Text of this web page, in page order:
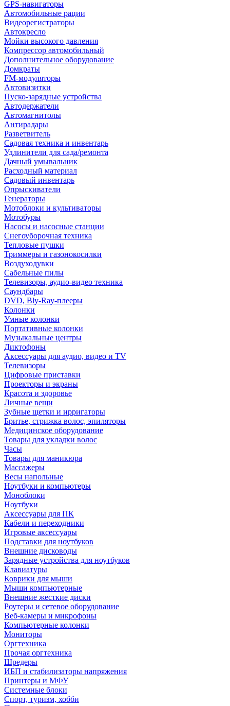
GPS-навигаторы
Автомобильные рации
Видеорегистраторы
Автокресло
Мойки высокого давления
Компрессор автомобильный
Дополнительное оборудование
Домкраты
FM-модуляторы
Автовизитки
Пуско-зарядные устройства
Автодержатели
Автомагнитолы
Антирадары
Разветвитель
Садовая техника и инвентарь
Удлинители для сада/ремонта
Дачный умывальник
Расходный материал
Садовый инвентарь
Опрыскиватели
Генераторы
Мотоблоки и культиваторы
Мотобуры
Насосы и насосные станции
Снегоуборочная техника
Тепловые пушки
Триммеры и газонокосилки
Воздуходувки
Сабельные пилы
Телевизоры, аудио-видео техника
Саундбары
DVD, Bly-Ray-плееры
Колонки
Умные колонки
Портативные колонки
Музыкальные центры
Диктофоны
Аксессуары для аудио, видео и TV
Телевизоры
Цифровые приставки
Проекторы и экраны
Красота и здоровье
Личные вещи
Зубные щетки и ирригаторы
Бритье, стрижка волос, эпиляторы
Медицинское оборудование
Товары для укладки волос
Часы
Товары для маникюра
Массажеры
Весы напольные
Ноутбуки и компьютеры
Моноблоки
Ноутбуки
Аксессуары для ПК
Кабели и переходники
Игровые аксессуары
Подставки для ноутбуков
Внешние дисководы
Зарядные устройства для ноутбуков
Клавиатуры
Коврики для мыши
Мыши компьютерные
Внешние жесткие диски
Роутеры и сетевое оборудование
Веб-камеры и микрофоны
Компьютерные колонки
Мониторы
Оргтехника
Прочая оргтехника
Шредеры
ИБП и стабилизаторы напряжения
Принтеры и МФУ
Системные блоки
Спорт, туризм, хобби